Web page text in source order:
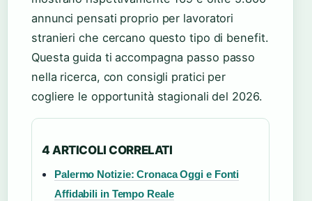
annunci pensati proprio per lavoratori
stranieri che cercano questo tipo di benefit.
Questa guida ti accompagna passo passo
nella ricerca, con consigli pratici per
cogliere le opportunità stagionali del 2026.
4 ARTICOLI CORRELATI
Palermo Notizie: Cronaca Oggi e Fonti
Affidabili in Tempo Reale